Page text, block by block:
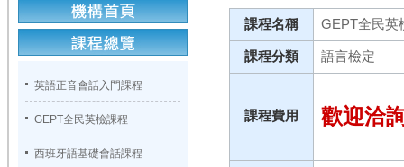
英語正音會話入門課程
GEPT全民英檢課程
西班牙語基礎會話課程
課程名稱 GEPT全民英
課程分類 語言檢定
課程費用 歡迎洽